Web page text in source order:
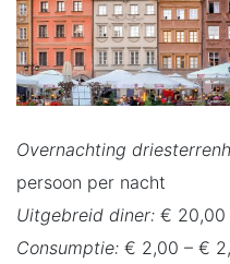
Overnachting
persoon per nacht
Uitgebreid diner: € 20,00
Consumptie: € 2,00 – €